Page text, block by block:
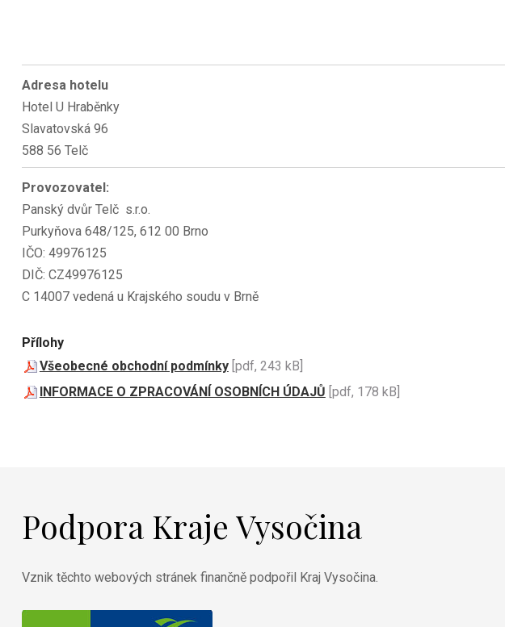
Adresa hotelu
Hotel U Hraběnky
Slavatovská 96
588 56 Telč
Provozovatel:
Panský dvůr Telč s.r.o.
Purkyňova 648/125, 612 00 Brno
IČO: 49976125
DIČ: CZ49976125
C 14007 vedená u Krajského soudu v Brně
Přílohy
Všeobecné obchodní podmínky[pdf, 243 kB]
INFORMACE O ZPRACOVÁNÍ OSOBNÍCH ÚDAJŮ [pdf, 178 kB]
Podpora Kraje Vysočina
Vznik těchto webových stránek finančně podpořil Kraj Vysočina.